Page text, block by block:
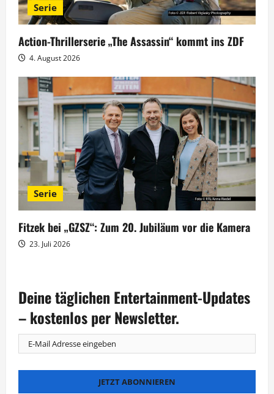
Serie
Action-Thrillerserie „The Assassin“ kommt ins ZDF
4. August 2026
Serie
Fitzek bei „GZSZ“: Zum 20. Jubiläum vor die Kamera
23. Juli 2026
Deine täglichen Entertainment-Updates
– kostenlos per Newsletter.